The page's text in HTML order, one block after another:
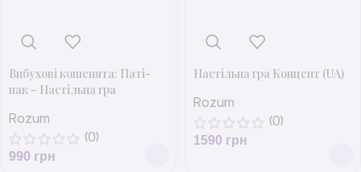
Вибухові кошенята: Паті-
пак – Настільна гра
Rozum
(0)
990 грн
Настільна гра Концепт (UA)
Rozum
(0)
1590 грн